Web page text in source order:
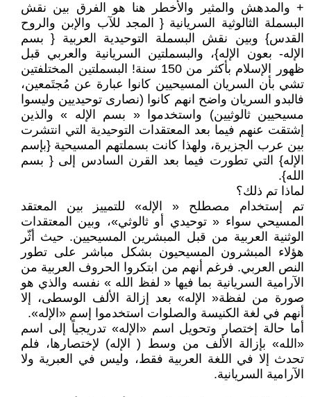
+ والمدهش والمثير والأخطر هنا هو الفرق بين نقش
البسملة الثالوثية السريانية { المجد للآب والإبن والروح
القدس} وبين نقش البسملة التوحيدية العربية { بسم
الإله- بعون الإله}، والبسملتين السريانية والعربي قبل
ظهور الإسلام بأكثر من 150 سنة! البسملتين المختلفتين
تشي بأن السريان المسيحيين كانوا عبارة عن مُجتَمعين،
فالبدو السريان واضح انهم كانوا (نصارى توحيديين وليسوا
مسيحيين ثالوثيين) واستخدموا « بسم الإله » والذين
إشتقت عنهم فيما بعد المعتقدات التوحيدية التي انتشرت
بين عرب الجزيرة، ولهذا كانت بسملتهم المسيحية {بإسم
الإله} التي تطورت فيما بعد القرن السادس إلى { بسم
الله}.
لماذا تم ذلك؟
تم إستخدام مصطلح « الإله» للتمييز بين المعتقد
المسيحي سواء « توحيدي أو ثالوثي»، وبين المعتقدات
الوثنية العربية من قبل المبشرين المسيحيين. حيث أثّر
هؤلاء المبشرون المسيحيون بشكل مباشر على تطور
النص العربي. فرغم أنهم من ابتكروا الحروف العربية من
الآرامية السريانية بما فيها « لفظ الله » نفسه والذي هو
صورة من لفظة« الإله» بعد إزالة الألف الوسطى، إلا
أنهم في لغة الكنيسة والصلوات استخدموا إسم «الإله».
أما حالة إختصار وتحويل اسم «الإله» تدريجياً إلى اسم
«الله» بإزالة الألف من وسط ( الإله) لإختصارها، فلم
تحدث إلا في اللغة العربية فقط، وليس في العبرية ولا
الآرامية السريانية.